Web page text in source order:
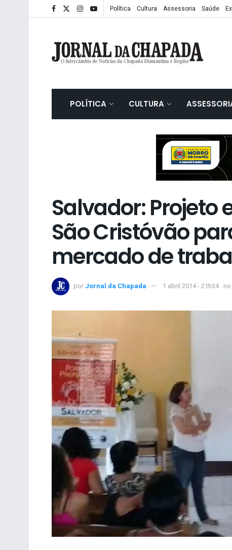
Política Cultura Assessoria Saúde
POLÍTICA CULTURA
Salvador: Projeto
São Cristóvão
mercado de
por Jornal da Chapada 1 abril 2014 - 21h34 no